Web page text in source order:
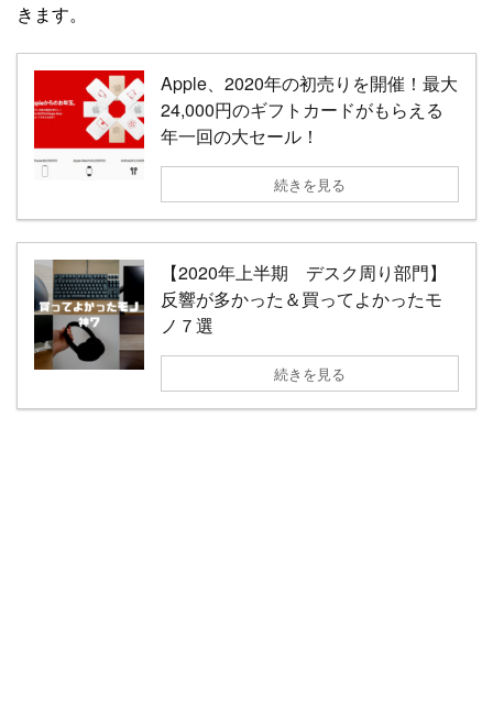
きます。
Apple、2020年の初売りを開催！最大
24,000円のギフトカードがもらえる
年一回の大セール！
続きを見る
【2020年上半期 デスク周り部門】
反響が多かった＆買ってよかったモ
ノ７選
続きを見る